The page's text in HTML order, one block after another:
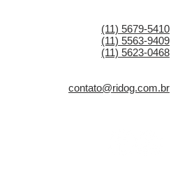
(11) 5679-5410
(11) 5563-9409
(11) 5623-0468
contato@ridog.com.br